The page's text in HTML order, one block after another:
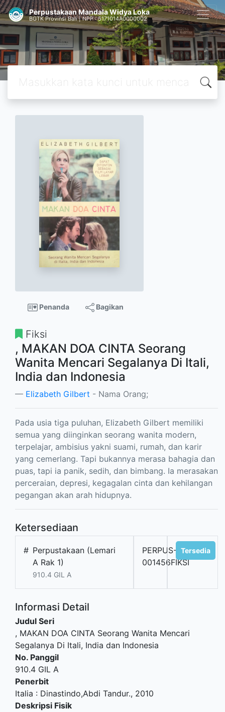
Perpustakaan Mandala Widya Loka
BGTK Provinsi Bali | NPP : 5171014A0000002
Penanda Bagikan
Fiksi
, MAKAN DOA CINTA Seorang
Wanita Mencari Segalanya Di Itali,
India dan Indonesia
Elizabeth Gilbert - Nama Orang;
Pada usia tiga puluhan, Elizabeth Gilbert memiliki
semua yang diinginkan seorang wanita modern,
terpelajar, ambisius yakni suami, rumah, dan karir
yang cemerlang. Tapi bukannya merasa bahagia dan
puas, tapi ia panik, sedih, dan bimbang. Ia merasakan
perceraian, depresi, kegagalan cinta dan kehilangan
pegangan akan arah hidupnya.
Ketersediaan
# Perpustakaan (Lemari
A Rak 1)
910.4 GIL A
PERPUS-
001456FIKSI
Tersedia
Informasi Detail
Judul Seri
, MAKAN DOA CINTA Seorang Wanita Mencari
Segalanya Di Itali, India dan Indonesia
No. Panggil
910.4 GIL A
Penerbit
Italia : Dinastindo,Abdi Tandur., 2010
Deskripsi Fisik